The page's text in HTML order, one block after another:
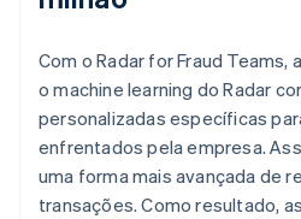
Com o Radar for Fraud
o machine learning do Radar
personalizadas específicas
enfrentados pela empresa.
uma forma mais avançada de
transações. Como resultado,